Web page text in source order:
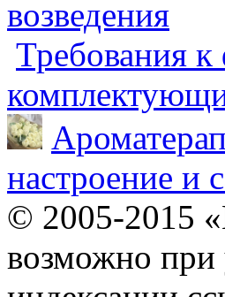
возведения
Требования к
настроение и
© 2005-2015
возможно при